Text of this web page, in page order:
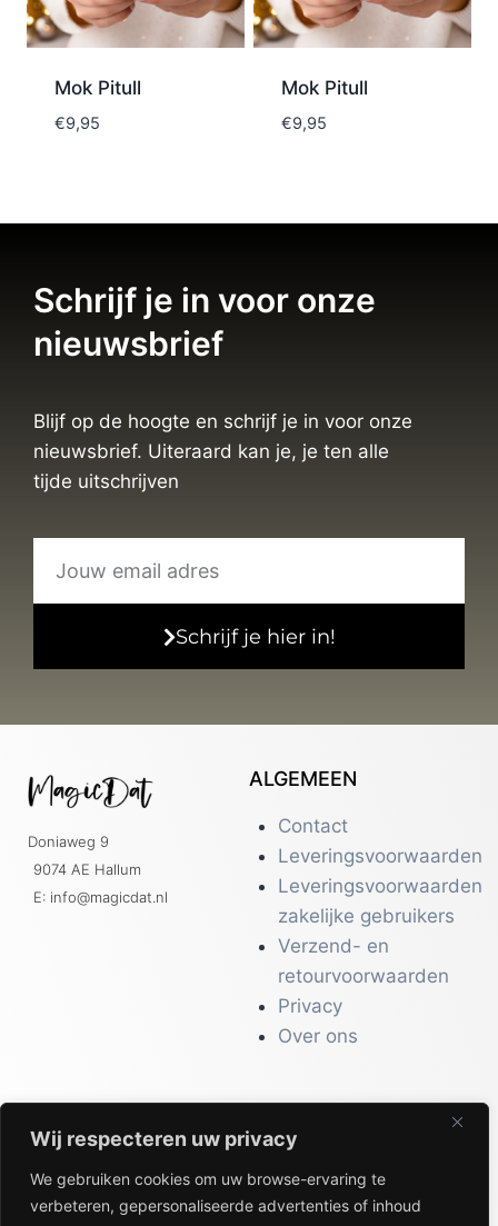
Wij respecteren uw privacy
We gebruiken cookies om uw browse-ervaring te
verbeteren, gepersonaliseerde advertenties of inhoud
Mok Pitull
€9,95
Mok Pitull
€9,95
Schrijf je in voor onze
nieuwsbrief
Blijf op de hoogte en schrijf je in voor onze
nieuwsbrief. Uiteraard kan je, je ten alle
tijde uitschrijven
Schrijf je hier in!
Doniaweg 9
9074 AE Hallum
E: info@magicdat.nl
ALGEMEEN
Contact
Leveringsvoorwaarden
Leveringsvoorwaarden
zakelijke gebruikers
Verzend- en
retourvoorwaarden
Privacy
Over ons
CATALOGI
Workwear &